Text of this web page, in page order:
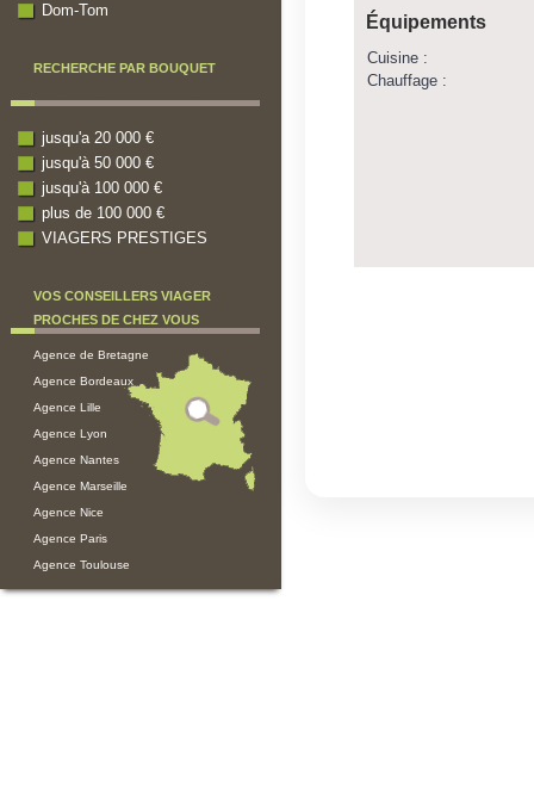
Dom-Tom
RECHERCHE PAR BOUQUET
jusqu'a 20 000 €
jusqu'à 50 000 €
jusqu'à 100 000 €
plus de 100 000 €
VIAGERS PRESTIGES
VOS CONSEILLERS VIAGER
PROCHES DE CHEZ VOUS
Agence de Bretagne
Agence Bordeaux
Agence Lille
Agence Lyon
Agence Nantes
Agence Marseille
Agence Nice
Agence Paris
Agence Toulouse
Équipements
Cuisine :
Chauffage :